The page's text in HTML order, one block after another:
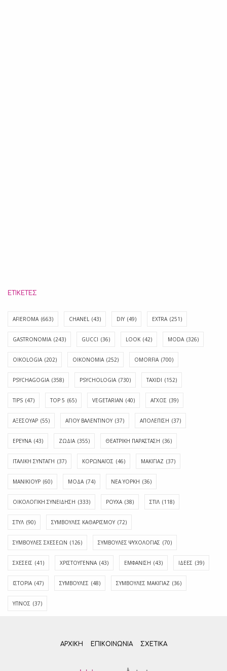
ΕΤΙΚΈΤΕΣ
AFIEROMA (663) CHANEL (43) DIY (49) EXTRA (251)
GASTRONOMIA (243) GUCCI (36) LOOK (42) MODA (326)
OIKOLOGIA (202) OIKONOMIA (252) OMORFIA (700)
PSYCHAGOGIA (358) PSYCHOLOGIA (730) TAXIDI (152)
TIPS (47) TOP 5 (65) VEGETARIAN (40) ΑΓΧΟΣ (39)
ΑΞΕΣΟΥΑΡ (55) ΑΓΊΟΥ ΒΑΛΕΝΤΊΝΟΥ (37) ΑΠΟΛΈΠΙΣΗ (37)
ΕΡΕΥΝΑ (43) ΖΩΔΙΑ (355) ΘΕΑΤΡΙΚΗ ΠΑΡΑΣΤΑΣΗ (36)
ΙΤΑΛΙΚΗ ΣΥΝΤΑΓΗ (37) ΚΟΡΩΝΑΪΟΣ (46) ΜΑΚΙΓΙΑΖ (37)
ΜΑΝΙΚΙΟΥΡ (60) ΜΟΔΑ (74) ΝΕΑ ΥΟΡΚΗ (36)
ΟΙΚΟΛΟΓΙΚΗ ΣΥΝΕΙΔΗΣΗ (333) ΡΟΥΧΑ (38) ΣΤΙΛ (118)
ΣΤΥΛ (90) ΣΥΜΒΟΥΛΕΣ ΚΑΘΑΡΙΣΜΟΥ (72)
ΣΥΜΒΟΥΛΕΣ ΣΧΕΣΕΩΝ (126) ΣΥΜΒΟΥΛΕΣ ΨΥΧΟΛΟΓΙΑΣ (70)
ΣΧΕΣΕΙΣ (41) ΧΡΙΣΤΟΥΓΕΝΝΑ (43) ΕΜΦΆΝΙΣΗ (43) ΙΔΈΕΣ (39)
ΙΣΤΟΡΊΑ (47) ΣΥΜΒΟΥΛΈΣ (48) ΣΥΜΒΟΥΛΈΣ ΜΑΚΙΓΙΆΖ (36)
ΎΠΝΟΣ (37)
ΑΡΧΙΚΗ ΕΠΙΚΟΙΝΩΝΊΑ ΣΧΕΤΙΚΆ